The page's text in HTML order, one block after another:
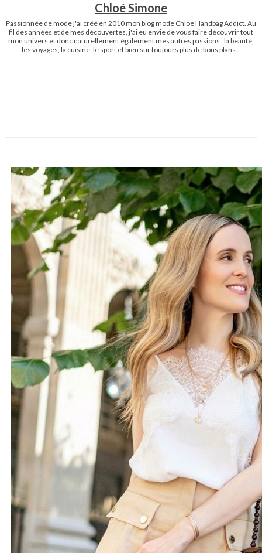
Chloé Simone
Passionnée de mode j'ai créé en 2010 mon blog mode Chloe Handbag Addict. Au
fil des années et de mes découvertes, j'ai eu envie de vous faire découvrir tout
mon univers et donc naturellement également mes autres passions : la beauté,
les voyages, la cuisine, le sport et bien sur toujours plus de bons plans...